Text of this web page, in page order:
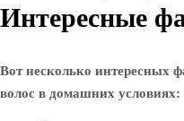
Интересные
Вот несколько интересных
волос в домашних условиях: